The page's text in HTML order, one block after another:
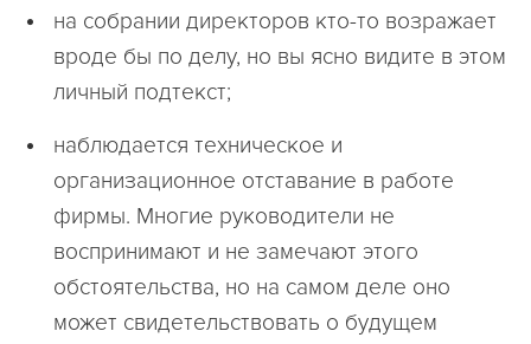
на собрании директоров кто-то возражает
вроде бы по делу, но вы ясно видите в этом
личный подтекст;
наблюдается техническое и
организационное отставание в работе
фирмы. Многие руководители не
воспринимают и не замечают этого
обстоятельства, но на самом деле оно
может свидетельствовать о будущем